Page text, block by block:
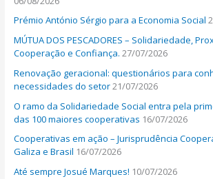
o
r
:
Prémio António Sérgio para a Economia Social
MÚTUA DOS PESCADORES – Solidariedade,
Cooperação e Confiança. 27/07/2026
Renovação geracional: questionários para
necessidades do setor21/07/2026
O ramo da Solidariedade Social entra pela
das 100 maiores cooperativas 16/07/2026
Cooperativas em ação – Jurisprudência
Galiza e Brasil 16/07/2026
Até sempre Josué Marques! 10/07/2026